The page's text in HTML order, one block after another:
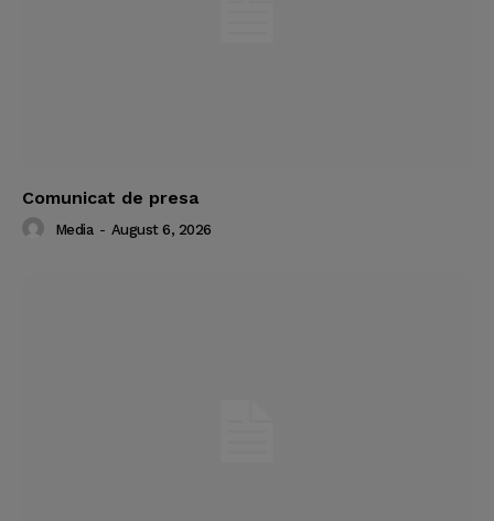
Comunicat de presa
Media - August 6, 2026